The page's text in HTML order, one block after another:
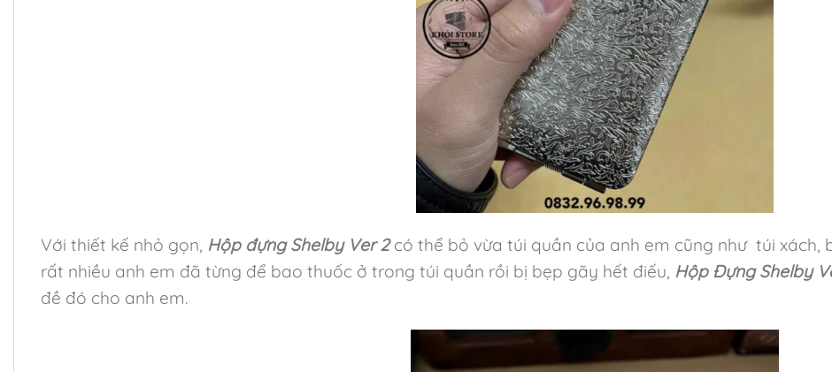
Với thiết kế nhỏ gọn, Hộp đựng Shelby Ver 2có thể bỏ vừa túi quần của anh em cũng như túi xách,
rất nhiều anh em đã từng để bao thuốc ở trong túi quần rồi bị bẹp gãy hết điếu, Hộp Đựng Shelby
đề đó cho anh em.